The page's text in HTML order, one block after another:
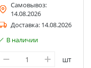
Самовывоз:
14.08.2026
Доставка: 14.08.2026
В наличии
шт